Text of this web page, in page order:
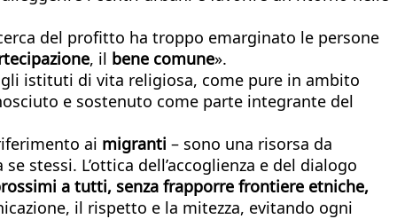
del profitto ha troppo emarginato le persone
, il bene comune».
istituti di vita religiosa, come pure in ambito
e sostenuto come parte integrante del
ai migranti – sono una risorsa da
stessi. L’ottica dell’accoglienza e del dialogo
a tutti, senza frapporre frontiere etniche,
il rispetto e la mitezza, evitando ogni